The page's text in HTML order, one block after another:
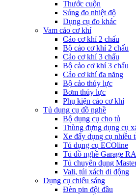
Thước cuộn
Súng đo nhiệt độ
Dụng cụ đo khác
Vam cảo cơ khí
Cảo cơ khí 2 chấu
Bộ cảo cơ khí 2 chấu
Cảo cơ khí 3 chấu
Bộ cảo cơ khí 3 chấu
Cảo cơ khí đa năng
Bộ cảo thủy lực
Bơm thủy lực
Phụ kiện cảo cơ khí
Tủ dụng cụ đồ nghề
Bộ dụng cụ cho tủ
Thùng đựng dụng cụ
Xe đẩy dụng cụ nhiều
Tủ dụng cụ ECOline
Tủ đồ nghề Garage
Tủ chuyên dụng
Vali, túi xách di động
Dụng cụ chiếu sáng
Đèn pin đội đầu